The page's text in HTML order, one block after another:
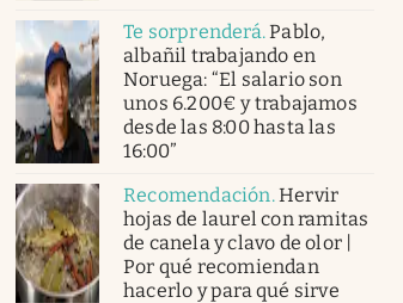
Te sorprenderá.Pablo,
albañil trabajando en
Noruega: “El salario son
unos 6.200€ y trabajamos
desde las 8:00 hasta las
16:00”
Recomendación.Hervir
hojas de laurel con ramitas
de canela y clavo de olor |
Por qué recomiendan
hacerlo y para qué sirve